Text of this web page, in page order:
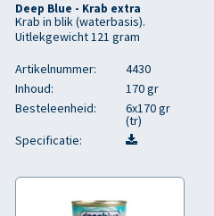
Deep Blue - Krab extra
Krab in blik (waterbasis).
Uitlekgewicht 121 gram
Artikelnummer:
4430
Inhoud:
170 gr
Besteleenheid:
6x170 gr
(tr)
Specificatie: